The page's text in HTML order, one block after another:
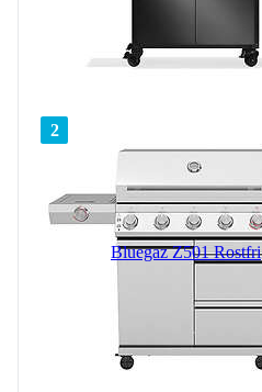
2
Bluegaz Z501 Rostfri